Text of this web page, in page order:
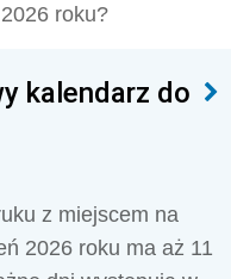
roku?
kalendarz do
z miejscem na
2026 roku ma aż 11